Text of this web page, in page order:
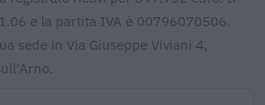
e la partita IVA è 00796070506.
sede in Via Giuseppe Viviani 4,